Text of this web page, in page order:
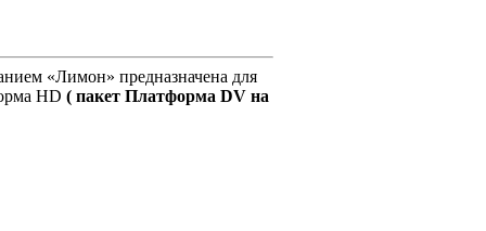
«Лимон» предназначена для
HD ( пакет Платформа DV на